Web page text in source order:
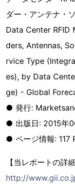
ダー・アンテナ・
Data Center RFID
ders, Antennas,
rvice Type
es), by Data
ge) - Global
● 発行:
● 出版日: 2015年
● ページ情報: 117
【当レポートの詳
http://